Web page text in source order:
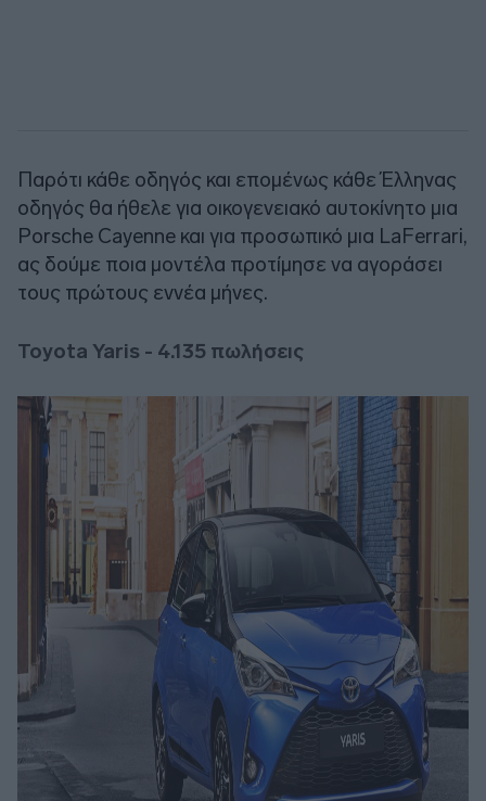
Παρότι κάθε οδηγός και επομένως κάθε Έλληνας
οδηγός θα ήθελε για οικογενειακό αυτοκίνητο μια
Porsche Cayenne και για προσωπικό μια LaFerrari,
ας δούμε ποια μοντέλα προτίμησε να αγοράσει
τους πρώτους εννέα μήνες.
Toyota Yaris - 4.135 πωλήσεις